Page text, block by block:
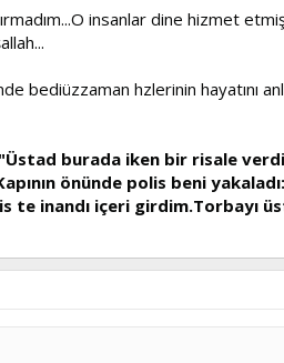
insanlar dine hizmet
bediüzzaman hzlerinin hayatını
burada iken bir risale
önünde polis beni
te inandı içeri girdim.Torbayı